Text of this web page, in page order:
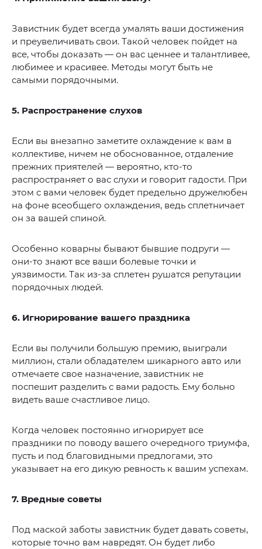
Завистник будет всегда умалять ваши достижения
и преувеличивать свои. Такой человек пойдет на
все, чтобы доказать — он вас ценнее и талантливее,
любимее и красивее. Методы могут быть не
самыми порядочными.
5. Распространение слухов
Если вы внезапно заметите охлаждение к вам в
коллективе, ничем не обоснованное, отдаление
прежних приятелей — вероятно, кто-то
распространяет о вас слухи и говорит гадости. При
этом с вами человек будет предельно дружелюбен
на фоне всеобщего охлаждения, ведь сплетничает
он за вашей спиной.
Особенно коварны бывают бывшие подруги —
они-то знают все ваши болевые точки и
уязвимости. Так из-за сплетен рушатся репутации
порядочных людей.
6. Игнорирование вашего праздника
Если вы получили большую премию, выиграли
миллион, стали обладателем шикарного авто или
отмечаете свое назначение, завистник не
поспешит разделить с вами радость. Ему больно
видеть ваше счастливое лицо.
Когда человек постоянно игнорирует все
праздники по поводу вашего очередного триумфа,
пусть и под благовидными предлогами, это
указывает на его дикую ревность к вашим успехам.
7. Вредные советы
Под маской заботы завистник будет давать советы,
которые точно вам навредят. Он будет либо